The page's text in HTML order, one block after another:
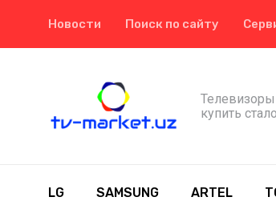
Новости Поиск по сайту
купить
LG SAMSUNG ARTEL